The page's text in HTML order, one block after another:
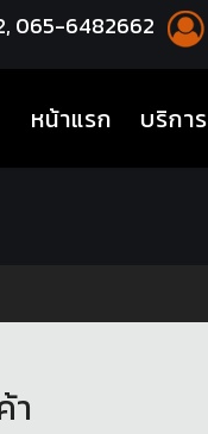
065-6482662
หน้าแรก(current)
บริการ
า